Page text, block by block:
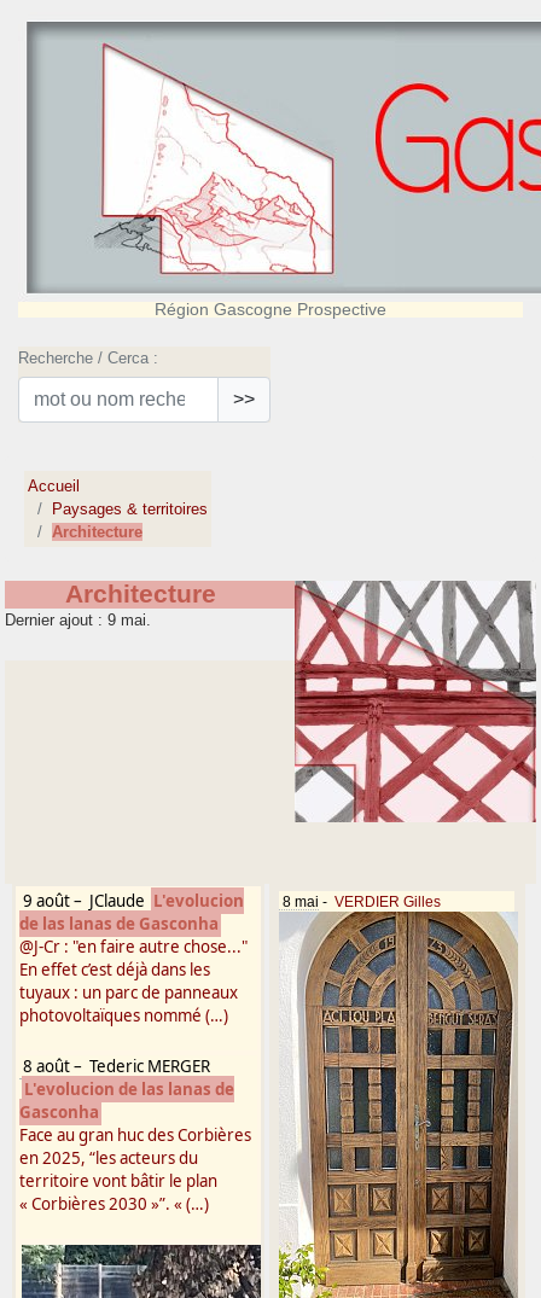
Région Gascogne Prospective
Recherche / Cerca :
>>
Accueil
Paysages & territoires
Architecture
Architecture
Dernier ajout : 9 mai.
9 août– JClaude L'evolucion
de las lanas de Gasconha
@J-Cr : "en faire autre chose..."
En effet c’est déjà dans les
tuyaux : un parc de panneaux
photovoltaïques nommé (…)
8 août– Tederic MERGER
L'evolucion de las lanas de
Gasconha
Face au gran huc des Corbières
en 2025, “les acteurs du
territoire vont bâtir le plan
« Corbières 2030 »”. « (…)
8 mai - VERDIER Gilles